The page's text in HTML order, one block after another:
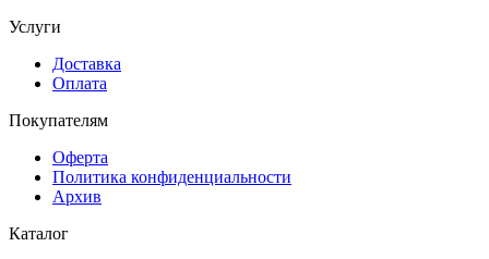
Услуги
Доставка
Оплата
Покупателям
Оферта
Политика конфиденциальности
Архив
Каталог